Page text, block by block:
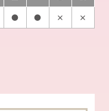
● ● × ×